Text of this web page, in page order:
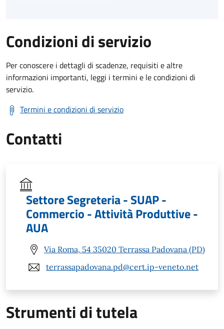
Condizioni di servizio
Per conoscere i dettagli di scadenze, requisiti e altre
informazioni importanti, leggi i termini e le condizioni di
servizio.
Termini e condizioni di servizio
Contatti
Settore Segreteria - SUAP -
Commercio - Attività Produttive -
AUA
Via Roma, 54 35020 Terrassa Padovana (PD)
terrassapadovana.pd@cert.ip-veneto.net
Strumenti di tutela